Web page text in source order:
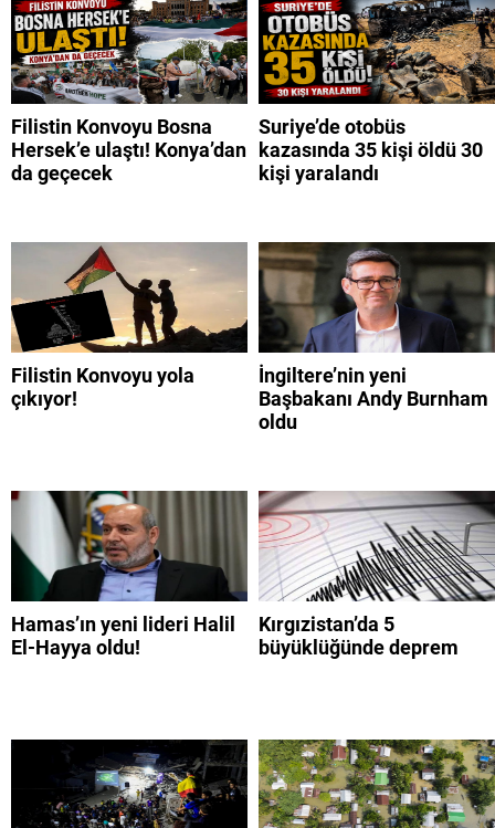
Filistin Konvoyu Bosna
Hersek’e ulaştı! Konya’dan
da geçecek
Suriye’de otobüs
kazasında 35 kişi öldü 30
kişi yaralandı
Filistin Konvoyu yola
çıkıyor!
İngiltere’nin yeni
Başbakanı Andy Burnham
oldu
Hamas’ın yeni lideri Halil
El-Hayya oldu!
Kırgızistan’da 5
büyüklüğünde deprem